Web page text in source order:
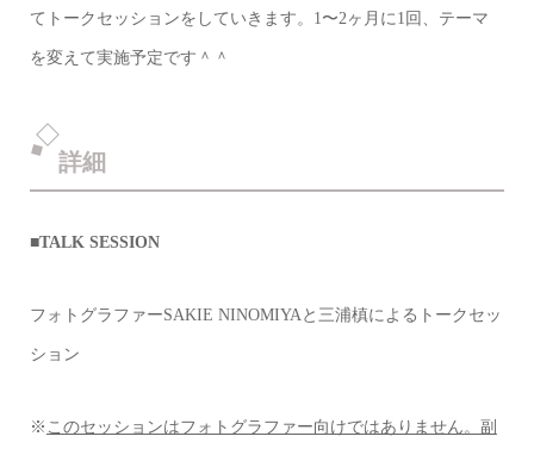
てトークセッションをしていきます。1〜2ヶ月に1回、テーマ
を変えて実施予定です＾＾
詳細
■TALK SESSION
フォトグラファーSAKIE NINOMIYAと三浦槙によるトークセッ
ション
※ このセッションはフォトグラファー向けではありません。副